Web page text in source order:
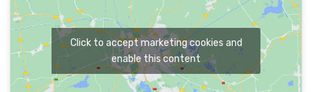
Click to accept marketing cookies and
enable this content